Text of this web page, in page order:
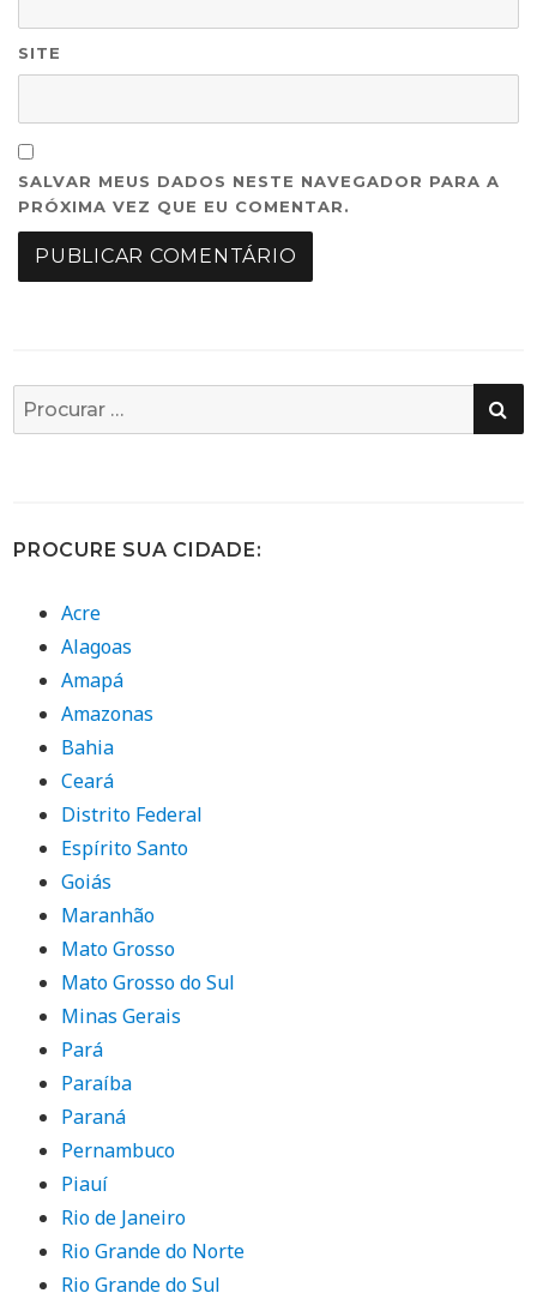
SITE
SALVAR MEUS DADOS NESTE NAVEGADOR PARA A
PRÓXIMA VEZ QUE EU COMENTAR.
Busca
por:
PROCURE SUA CIDADE:
Acre
Alagoas
Amapá
Amazonas
Bahia
Ceará
Distrito Federal
Espírito Santo
Goiás
Maranhão
Mato Grosso
Mato Grosso do Sul
Minas Gerais
Pará
Paraíba
Paraná
Pernambuco
Piauí
Rio de Janeiro
Rio Grande do Norte
Rio Grande do Sul